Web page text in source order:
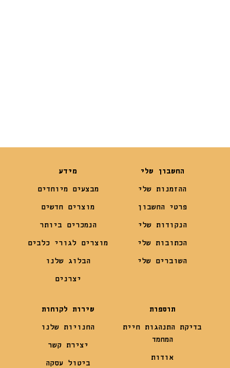
החשבון שלי
ההזמנות שלי
פרטי החשבון
הנקודות שלי
הכתובות שלי
השוברים שלי
מידע
מבצעים מיוחדים
מוצרים חדשים
הנמכרים ביותר
מוצרים לגורי כלבים
הבלוג שלנו
יצרנים
תוספות
בדיקת התנהגות חיית
המחמד
אודות
שירות לקוחות
החנויות שלנו
יצירת קשר
ביטול עסקה